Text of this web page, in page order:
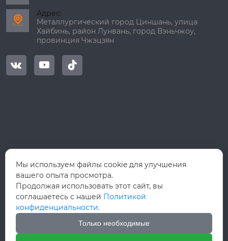

Адрес:
Металлургический город Циншань, улица
Хайбинь, район Лунвань, город Вэньчжоу,
провинция Чжэцзян
  
Мы используем файлы cookie для улучшения
вашего опыта просмотра.
Продолжая использовать этот сайт, вы
соглашаетесь с нашей Политикой
конфиденциальности.
Только необходимые